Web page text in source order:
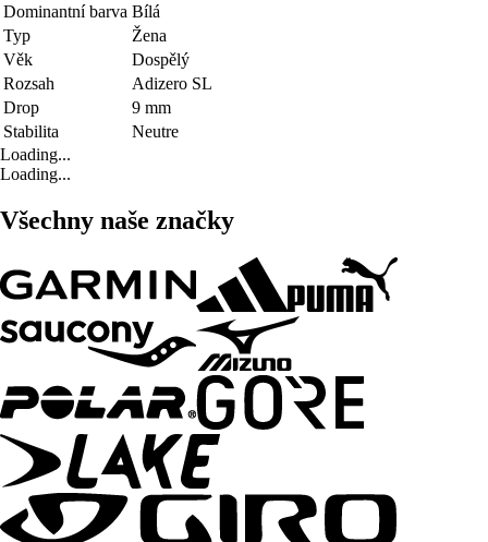
Dominantní barva Bílá
Typ
Žena
Věk
Dospělý
Rozsah
Adizero SL
Drop
9 mm
Stabilita
Neutre
Loading...
Loading...
Všechny naše značky